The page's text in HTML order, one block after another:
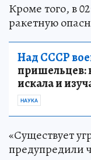
Кроме того, в
ракетную
Над СССР
пришельцев:
искала и
НАУКА
«Существует
предупредили